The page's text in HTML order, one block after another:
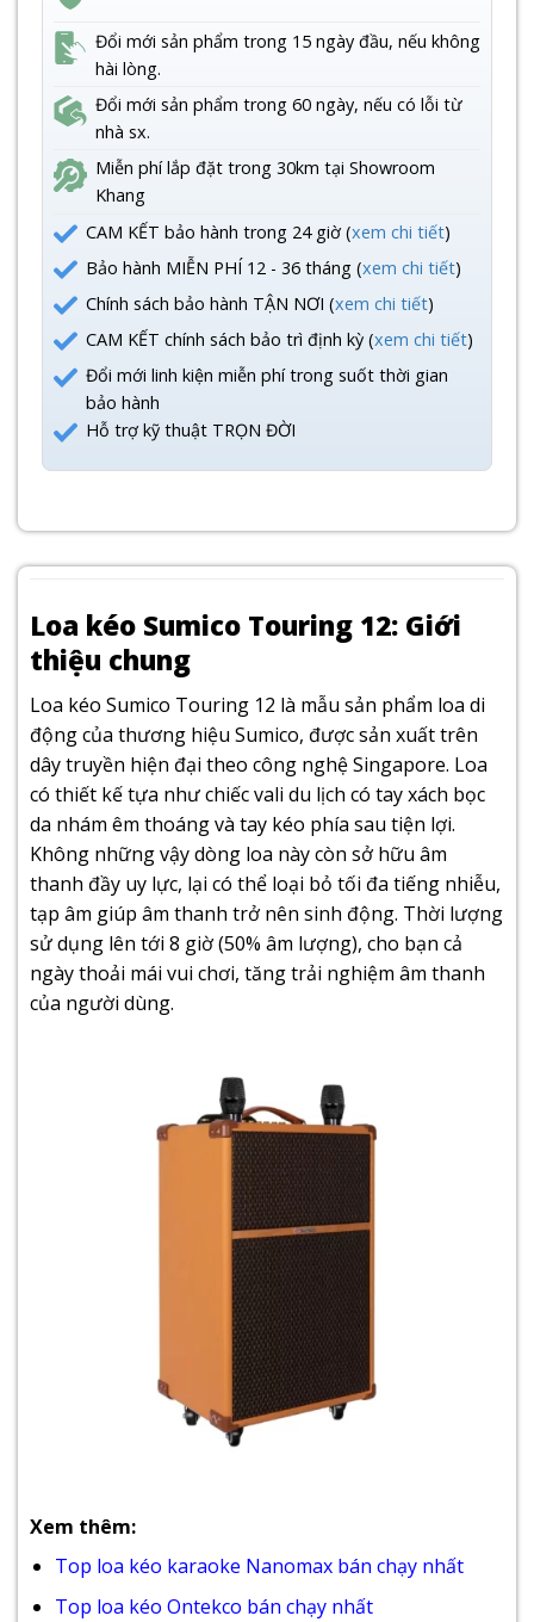
Đổi mới sản phẩm trong 15 ngày đầu, nếu không
hài lòng.
Đổi mới sản phẩm trong 60 ngày, nếu có lỗi từ
nhà sx.
Miễn phí lắp đặt trong 30km tại Showroom
Khang
CAM KẾT bảo hành trong 24 giờ (xem chi tiết)
Bảo hành MIỄN PHÍ 12 - 36 tháng (xem chi tiết)
Chính sách bảo hành TẬN NƠI (xem chi tiết)
CAM KẾT chính sách bảo trì định kỳ (xem chi tiết)
Đổi mới linh kiện miễn phí trong suốt thời gian
bảo hành
Hỗ trợ kỹ thuật TRỌN ĐỜI
Loa kéo Sumico Touring 12: Giới
thiệu chung
Loa kéo Sumico Touring 12 là mẫu sản phẩm loa di
động của thương hiệu Sumico, được sản xuất trên
dây truyền hiện đại theo công nghệ Singapore. Loa
có thiết kế tựa như chiếc vali du lịch có tay xách bọc
da nhám êm thoáng và tay kéo phía sau tiện lợi.
Không những vậy dòng loa này còn sở hữu âm
thanh đầy uy lực, lại có thể loại bỏ tối đa tiếng nhiễu,
tạp âm giúp âm thanh trở nên sinh động. Thời lượng
sử dụng lên tới 8 giờ (50% âm lượng), cho bạn cả
ngày thoải mái vui chơi, tăng trải nghiệm âm thanh
của người dùng.
Xem thêm:
Top loa kéo karaoke Nanomax bán chạy nhất
Top loa kéo Ontekco bán chạy nhất